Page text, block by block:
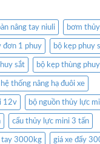
nâng tay niuli bơm
đơn 1 phuy bộ kẹp phuy
sắt bộ kẹp thùng
thống nâng hạ đuôi xe
12v bộ nguồn thủy lực
cẩu thủy lực mini 3 tấn
tay 3000kg giá xe đẩy